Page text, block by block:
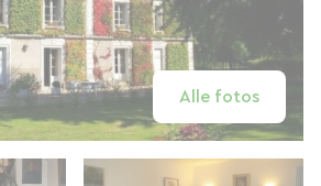
Alle fotos